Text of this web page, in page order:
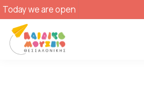
Today we are open